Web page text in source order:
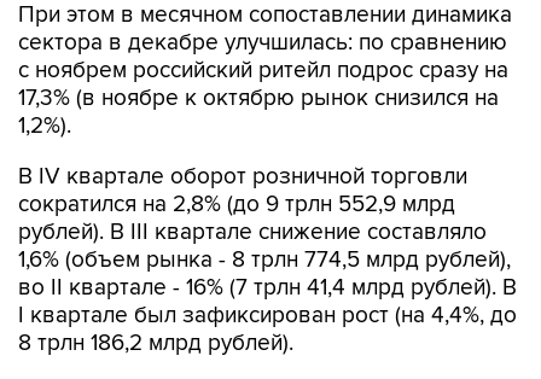
При этом в месячном сопоставлении динамика
сектора в декабре улучшилась: по сравнению
с ноябрем российский ритейл подрос сразу на
17,3% (в ноябре к октябрю рынок снизился на
1,2%).
В IV квартале оборот розничной торговли
сократился на 2,8% (до 9 трлн 552,9 млрд
рублей). В III квартале снижение составляло
1,6% (объем рынка - 8 трлн 774,5 млрд рублей),
во II квартале - 16% (7 трлн 41,4 млрд рублей). В
I квартале был зафиксирован рост (на 4,4%, до
8 трлн 186,2 млрд рублей).